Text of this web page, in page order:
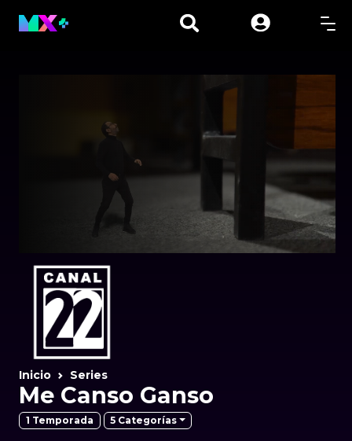
Inicio Series
Me Canso Ganso
1 Temporada 5 Categorías